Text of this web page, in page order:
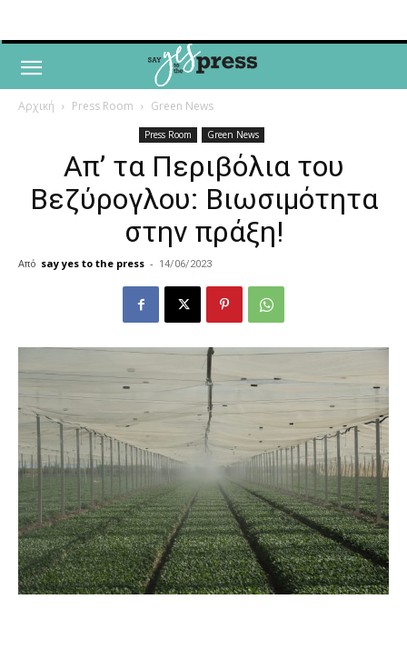
Αρχική Press Room Green News
Press Room Green News
Απ’ τα Περιβόλια του
Βεζύρογλου: Βιωσιμότητα
στην πράξη!
Από say yes to the press - 14/06/2023